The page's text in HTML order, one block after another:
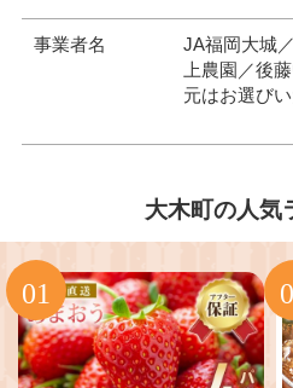
事業者名
JA福岡大城
上農園／後
元はお選び
大木町の人気